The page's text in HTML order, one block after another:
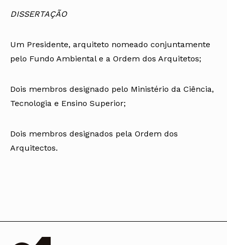
DISSERTAÇÃO
Um Presidente, arquiteto nomeado conjuntamente
pelo Fundo Ambiental e a Ordem dos Arquitetos;
Dois membros designado pelo Ministério da Ciência,
Tecnologia e Ensino Superior;
Dois membros designados pela Ordem dos
Arquitectos.